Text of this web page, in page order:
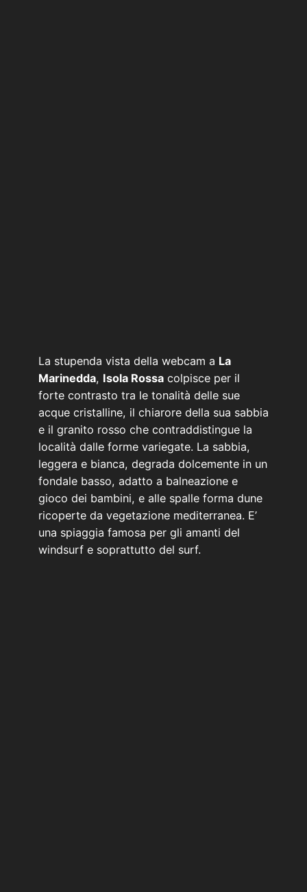
La stupenda vista della webcam a La
Marinedda, Isola Rossa colpisce per il
forte contrasto tra le tonalità delle sue
acque cristalline, il chiarore della sua sabbia
e il granito rosso che contraddistingue la
località dalle forme variegate. La sabbia,
leggera e bianca, degrada dolcemente in un
fondale basso, adatto a balneazione e
gioco dei bambini, e alle spalle forma dune
ricoperte da vegetazione mediterranea. E’
una spiaggia famosa per gli amanti del
windsurf e soprattutto del surf.